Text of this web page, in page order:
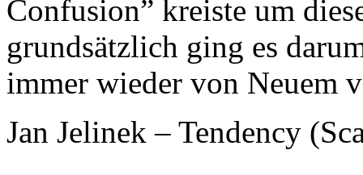
Confusion” kreiste um
grundsätzlich ging es
immer wieder von Neuem
Jan Jelinek – Tendency